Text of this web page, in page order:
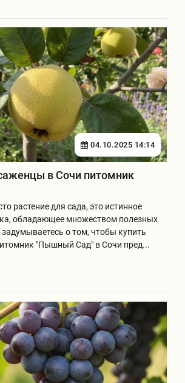
04.10.2025 14:14
в Сочи питомник
растение для сада, это истинное
обладающее множеством полезных
о том, чтобы купить
"Пышный Сад" в Сочи пред...